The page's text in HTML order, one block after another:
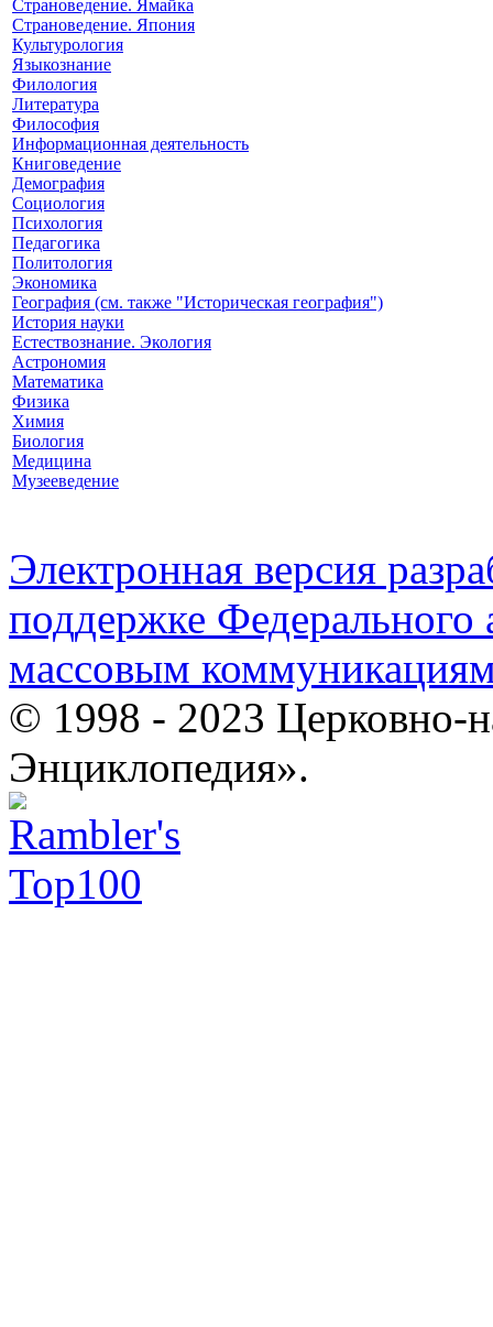
Страноведение. Ямайка
Страноведение. Япония
Культурология
Языкознание
Филология
Литература
Философия
Информационная деятельность
Книговедение
Демография
Социология
Психология
Педагогика
Политология
Экономика
География (см. также "Историческая география")
История науки
Естествознание. Экология
Астрономия
Математика
Физика
Химия
Биология
Медицина
Музееведение
Электронная версия
поддержке Федерального
массовым
© 1998 - 2023 Церковно-
Энциклопедия».